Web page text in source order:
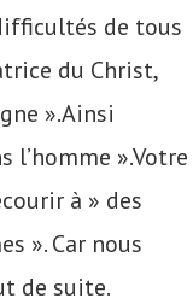
de tous
du Christ,
».Ainsi
l’homme ».Votre
à » des
». Car nous
de suite.